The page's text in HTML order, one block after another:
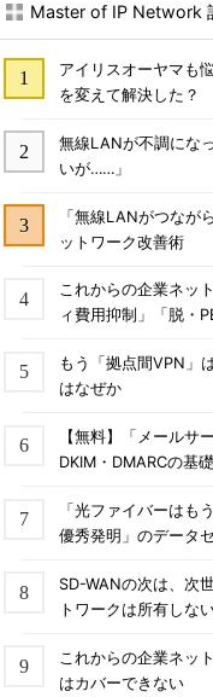
Master of IP Network
アイリスオーヤマも
を変えて解決した？
無線LANが不調にな
いが……」
「無線LANがつな
ットワーク改善術
これからの企業ネッ
ィ費用抑制」「脱・
もう「拠点間VPN」
はなぜか
【無料】「メールサ
DKIM・DMARCの基
「光ファイバーは
優秀発明」のデータ
SD-WANの次は、次
トワークは所有しな
これからの企業ネッ
はカバーできない